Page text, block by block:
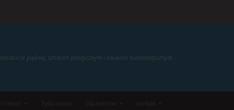
pięknej, sztukom plastycznym i naukom humanistycznym
Tylko online Dla autorów Kontakt